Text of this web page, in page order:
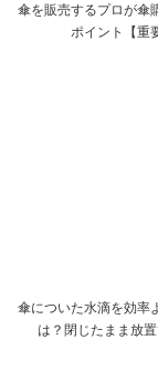
傘を販売するプロが傘
ポイント【重
傘についた水滴を効率
は？閉じたまま放置